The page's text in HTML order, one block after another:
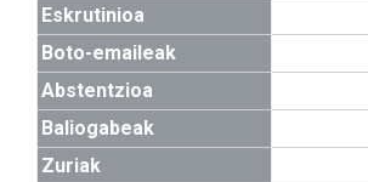
Eskrutinioa
Boto-emaileak
Abstentzioa
Baliogabeak
Zuriak